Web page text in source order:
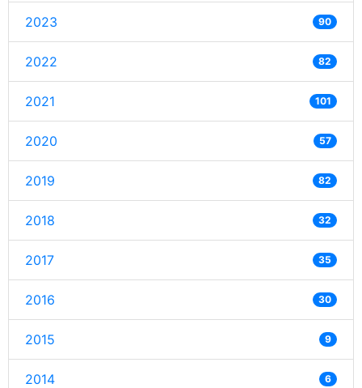
2023 90
2022 82
2021 101
2020 57
2019 82
2018 32
2017 35
2016 30
2015 9
2014 6